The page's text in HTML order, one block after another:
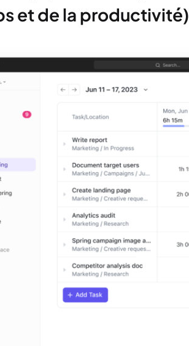
et de la productivité)